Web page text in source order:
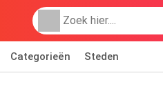
Categorieën Steden